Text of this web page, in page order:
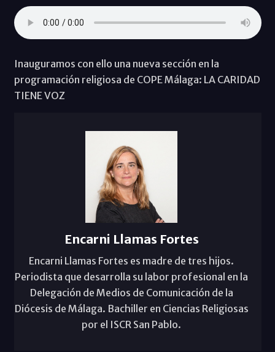
Inauguramos con ello una nueva sección en la
programación religiosa de COPE Málaga: LA CARIDAD
TIENE VOZ
Encarni Llamas Fortes
Encarni Llamas Fortes es madre de tres hijos.
Periodista que desarrolla su labor profesional en la
Delegación de Medios de Comunicación de la
Diócesis de Málaga. Bachiller en Ciencias Religiosas
por el ISCR San Pablo.